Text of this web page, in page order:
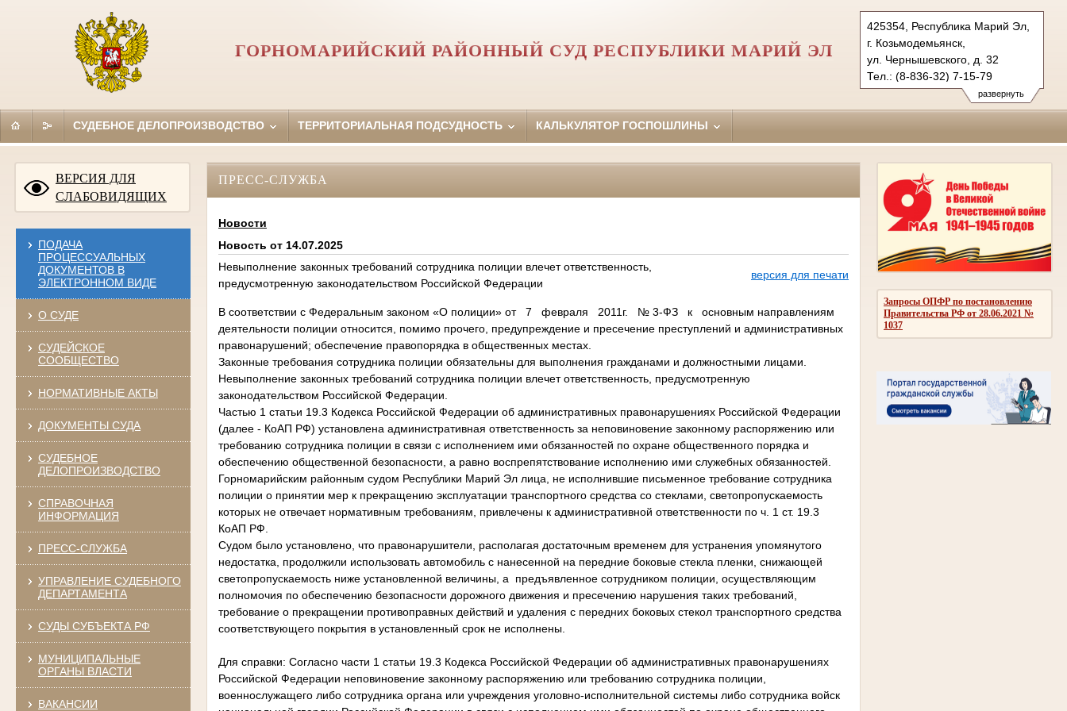
развернуть
425354, Республика Марий Эл,
г. Козьмодемьянск,
ул. Чернышевского, д. 32
Тел.: (8-836-32) 7-15-79
gornomarisky.mari@sudrf.ru
ГОРНОМАРИЙСКИЙ РАЙОННЫЙ СУД РЕСПУБЛИКИ МАРИЙ ЭЛ
СУДЕБНОЕ ДЕЛОПРОИЗВОДСТВО ТЕРРИТОРИАЛЬНАЯ ПОДСУДНОСТЬ КАЛЬКУЛЯТОР ГОСПОШЛИНЫ
ВЕРСИЯ ДЛЯ
СЛАБОВИДЯЩИХ
ПОДАЧА
ПРОЦЕССУАЛЬНЫХ
ДОКУМЕНТОВ В
ЭЛЕКТРОННОМ ВИДЕ
О СУДЕ
СУДЕЙСКОЕ
СООБЩЕСТВО
НОРМАТИВНЫЕ АКТЫ
ДОКУМЕНТЫ СУДА
СУДЕБНОЕ
ДЕЛОПРОИЗВОДСТВО
СПРАВОЧНАЯ
ИНФОРМАЦИЯ
ПРЕСС-СЛУЖБА
УПРАВЛЕНИЕ СУДЕБНОГО
ДЕПАРТАМЕНТА
СУДЫ СУБЪЕКТА РФ
МУНИЦИПАЛЬНЫЕ
ОРГАНЫ ВЛАСТИ
ВАКАНСИИ
Запросы ОПФР по постановлению
Правительства РФ от 28.06.2021 №
1037
ПРЕСС-СЛУЖБА
Новости
Новость от 14.07.2025
Невыполнение законных требований сотрудника полиции влечет ответственность,
предусмотренную законодательством Российской Федерации
версия для печати
В соответствии с Федеральным законом «О полиции» от 7 февраля 2011г. № 3-ФЗ к основным направлениям
деятельности полиции относится, помимо прочего, предупреждение и пресечение преступлений и административных
правонарушений; обеспечение правопорядка в общественных местах.
Законные требования сотрудника полиции обязательны для выполнения гражданами и должностными лицами.
Невыполнение законных требований сотрудника полиции влечет ответственность, предусмотренную
законодательством Российской Федерации.
Частью 1 статьи 19.3 Кодекса Российской Федерации об административных правонарушениях Российской Федерации
(далее - КоАП РФ) установлена административная ответственность за неповиновение законному распоряжению или
требованию сотрудника полиции в связи с исполнением ими обязанностей по охране общественного порядка и
обеспечению общественной безопасности, а равно воспрепятствование исполнению ими служебных обязанностей.
Горномарийским районным судом Республики Марий Эл лица, не исполнившие письменное требование сотрудника
полиции о принятии мер к прекращению эксплуатации транспортного средства со стеклами, светопропускаемость
которых не отвечает нормативным требованиям, привлечены к административной ответственности по ч. 1 ст. 19.3
КоАП РФ.
Судом было установлено, что правонарушители, располагая достаточным временем для устранения упомянутого
недостатка, продолжили использовать автомобиль с нанесенной на передние боковые стекла пленки, снижающей
светопропускаемость ниже установленной величины, а предъявленное сотрудником полиции, осуществляющим
полномочия по обеспечению безопасности дорожного движения и пресечению нарушения таких требований,
требование о прекращении противоправных действий и удаления с передних боковых стекол транспортного средства
соответствующего покрытия в установленный срок не исполнены.
Для справки: Согласно части 1 статьи 19.3 Кодекса Российской Федерации об административных правонарушениях
Российской Федерации неповиновение законному распоряжению или требованию сотрудника полиции,
военнослужащего либо сотрудника органа или учреждения уголовно-исполнительной системы либо сотрудника войск